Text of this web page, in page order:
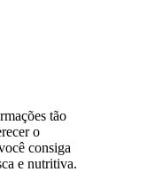
tão
o
consiga
e nutritiva.